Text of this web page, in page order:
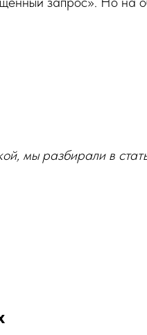
мы разбирали в